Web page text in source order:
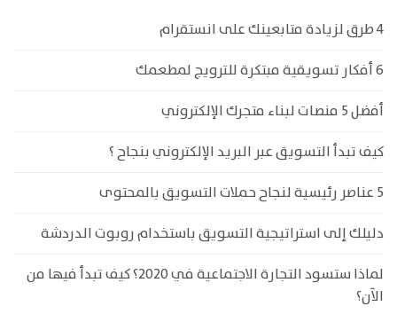
4 طرق لزيادة متابعينك على انستقرام
6 أفكار تسويقية مبتكرة للترويج لمطعمك
أفضل 5 منصات لبناء متجرك الإلكتروني
كيف تبدأ التسويق عبر البريد الإلكتروني بنجاح ؟
5 عناصر رئيسية لنجاح حملات التسويق بالمحتوى
دليلك إلى استراتيجية التسويق باستخدام روبوت الدردشة
لماذا ستسود التجارة الاجتماعية في 2020؟ كيف تبدأ فيها من
الآن؟